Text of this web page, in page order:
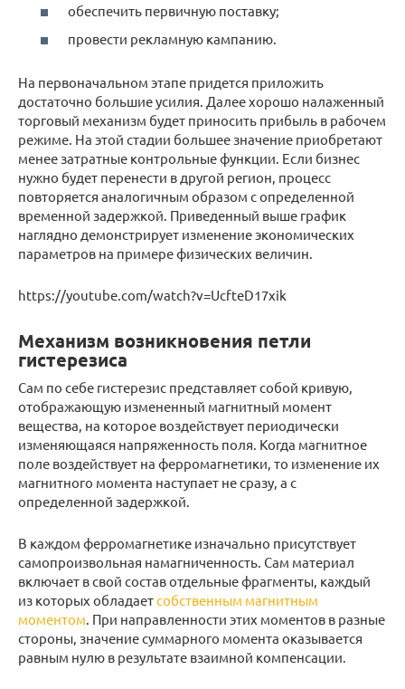
обеспечить первичную поставку;
провести рекламную кампанию.
На первоначальном этапе придется приложить
достаточно большие усилия. Далее хорошо налаженный
торговый механизм будет приносить прибыль в рабочем
режиме. На этой стадии большее значение приобретают
менее затратные контрольные функции. Если бизнес
нужно будет перенести в другой регион, процесс
повторяется аналогичным образом с определенной
временной задержкой. Приведенный выше график
наглядно демонстрирует изменение экономических
параметров на примере физических величин.
https://youtube.com/watch?v=UcfteD17xik
Механизм возникновения петли
гистерезиса
Сам по себе гистерезис представляет собой кривую,
отображающую измененный магнитный момент
вещества, на которое воздействует периодически
изменяющаяся напряженность поля. Когда магнитное
поле воздействует на ферромагнетики, то изменение их
магнитного момента наступает не сразу, а с
определенной задержкой.
В каждом ферромагнетике изначально присутствует
самопроизвольная намагниченность. Сам материал
включает в свой состав отдельные фрагменты, каждый
из которых обладаетсобственным магнитным
моментом. При направленности этих моментов в разные
стороны, значение суммарного момента оказывается
равным нулю в результате взаимной компенсации.